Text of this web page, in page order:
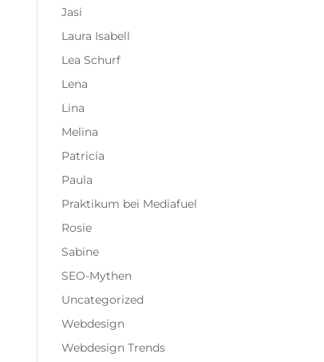
Jasi
Laura Isabell
Lea Schurf
Lena
Lina
Melina
Patricia
Paula
Praktikum bei Mediafuel
Rosie
Sabine
SEO-Mythen
Uncategorized
Webdesign
Webdesign Trends